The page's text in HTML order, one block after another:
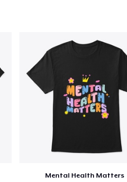
Mental Health Matters